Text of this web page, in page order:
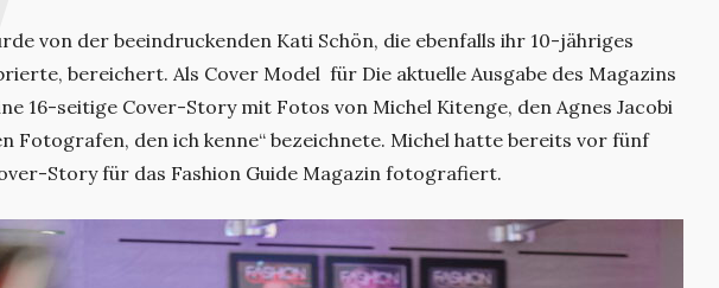
von der beeindruckenden Kati Schön, die ebenfalls ihr 10-jähriges
bereichert. Als Cover Model für Die aktuelle Ausgabe des Magazins
16-seitige Cover-Story mit Fotos von Michel Kitenge, den Agnes Jacobi
Fotografen, den ich kenne“ bezeichnete. Michel hatte bereits vor fünf
Story für das Fashion Guide Magazin fotografiert.